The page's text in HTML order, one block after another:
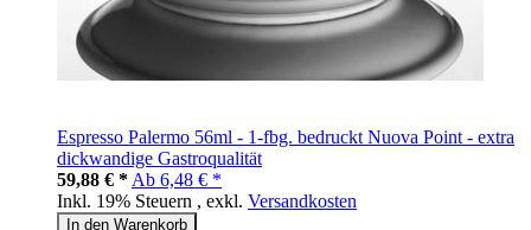
Espresso Palermo 56ml - 1-fbg. bedruckt Nuova Point - extra
dickwandige Gastroqualität
59,88 € * Ab 6,48 € *
Inkl. 19% Steuern , exkl. Versandkosten
In den Warenkorb